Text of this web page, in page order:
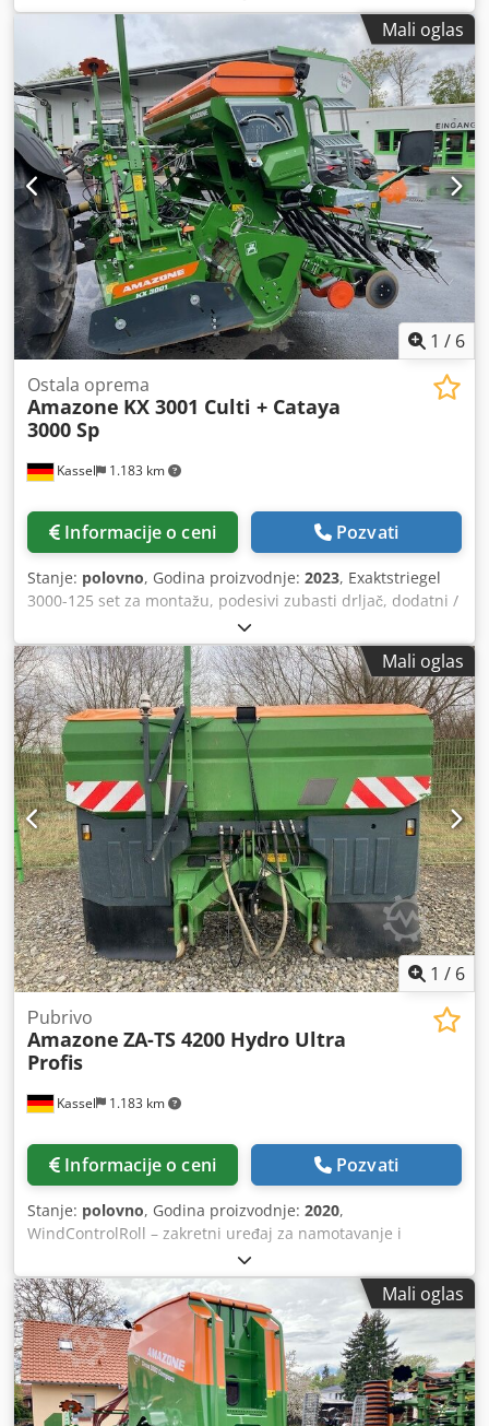
Mali oglas
1 / 6
Kassel 1.183 km
Ostala oprema
Amazone KX 3001 Culti + Cataya
3000 Sp
Informacije o ceni Pozvati
Stanje: polovno, Godina proizvodnje: 2023, Exaktstriegel
3000-125 set za montažu, podesivi zubasti drljač, dodatni /
elektronski marker traga 3000 AmaDrill 2 za Cataya,
radarski senzor / međunarodni analogni senzor radnog
položaja, elektronska preklopka prolaznih staza /
upravljački ventil i hidraulična prolazna staza.
Codpfxotgpgge Akterf
Mali oglas
1 / 6
Kassel 1.183 km
Рubrivo
Amazone ZA-TS 4200 Hydro Ultra
Profis
Informacije o ceni Pozvati
Stanje: polovno, Godina proizvodnje: 2020,
WindControlRoll – zakretni uređaj za namotavanje i
parkiranje, AutoTS obostrano / zaštitna cevna ograda L,
senzor nagiba za sistem vaganja, FlowCheck EasyCheck
podne prostirke, 16 kom / blatarice L i merdevine, LED
osvetljenje, klizna pokrivna cerada L / komplet lopata za
rasipanje TS Cjdpforxr Uysx Akterf
Mali oglas